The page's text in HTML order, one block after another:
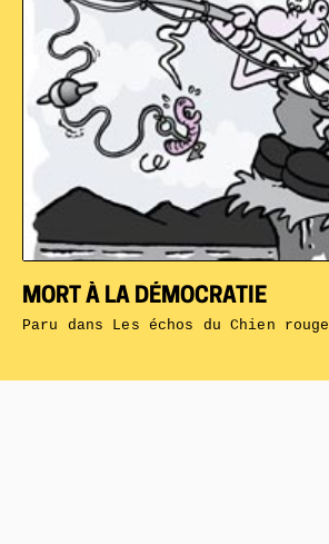
MORT À LA DÉMOCRATIE
Paru dans Les échos du Chien rouge